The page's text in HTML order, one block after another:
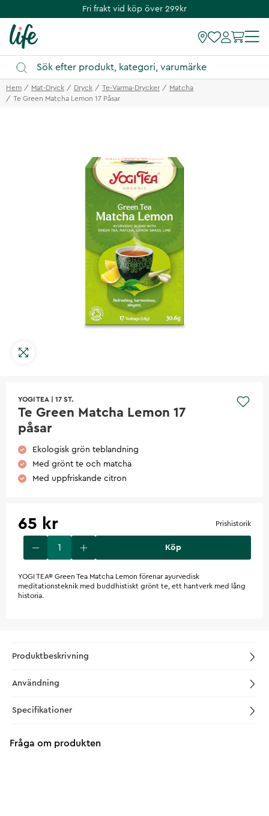
Fri frakt vid köp över 299kr
Hem Mat-Dryck Dryck Te-Varma-Drycker
Matcha
Te Green Matcha Lemon 17 Påsar
YOGI TEA 17 ST.
Te Green Matcha Lemon 17
påsar
Ekologisk grön teblandning
Med grönt te och matcha
Med uppfriskande citron
65 kr Prishistorik
Köp
YOGI TEA® Green Tea Matcha Lemon förenar ayurvedisk
meditationsteknik med buddhistiskt grönt te, ett hantverk med lång
historia.
Produktbeskrivning
Användning
Specifikationer
Fråga om produkten